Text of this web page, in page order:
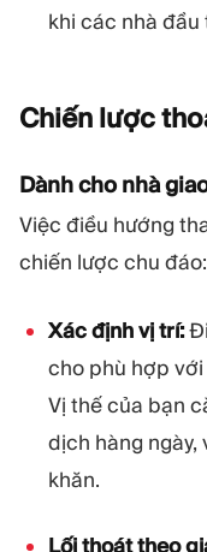
khi các nhà
Chiến lược
Dành cho nhà
Việc điều hướng
chiến lược chu đáo:
Xác định vị trí:
cho phù hợp
Vị thế của bạn
dịch hàng ngày,
khăn.
Lối thoát theo